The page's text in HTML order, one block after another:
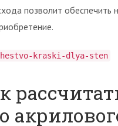
позволит
kraski-dlya-sten